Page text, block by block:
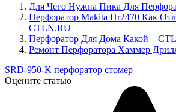
Для Чего Нужна Пика Для
Перфоратор Makita Hr2470 Как
CTLN.RU
Перфоратор Для Дома Какой –
Ремонт Перфоратора Хаммер
SRD-950-K перфоратор стомер
Оцените статью